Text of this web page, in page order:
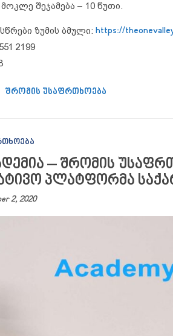
მოკლე შეჯამება – 10 წუთი.
ზუმის ბმული: https://
2199
შრომის უსაფრთხოება
– შრომის
პლატფორმა
2, 2020